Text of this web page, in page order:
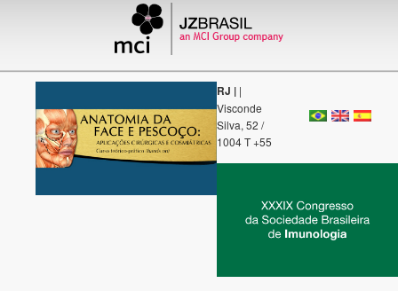
RJ | |
Visconde
Silva, 52 /
1004 T +55